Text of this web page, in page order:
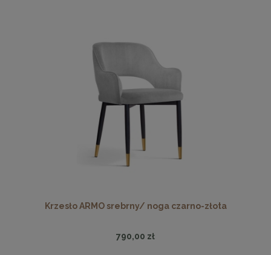
Krzesło ARMO srebrny/ noga czarno-złota
790,00 zł